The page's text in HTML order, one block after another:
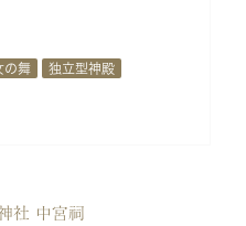
の舞 独立型神殿
社 中宮祠